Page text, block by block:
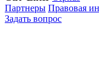
Партнеры Правовая
Задать вопрос